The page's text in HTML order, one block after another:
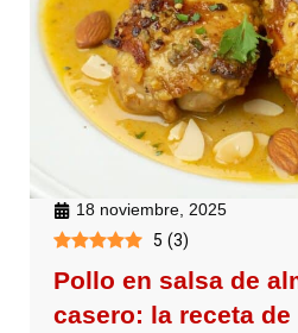
18 noviembre, 2025
5 (3)
Pollo en salsa de
casero: la receta de